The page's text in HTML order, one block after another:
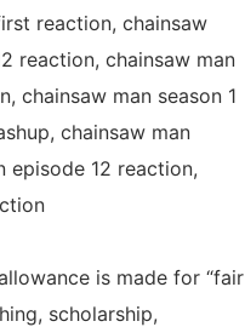
reaction, chainsaw
reaction, chainsaw man
chainsaw man season 1
chainsaw man
episode 12 reaction,
is made for “fair
scholarship,